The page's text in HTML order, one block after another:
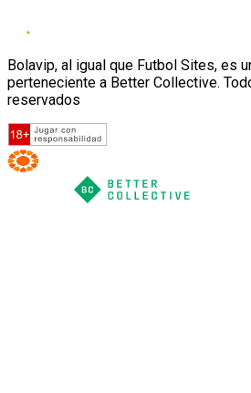
Bolavip, al igual que Futbol Sites, es
perteneciente a Better Collective.
reservados